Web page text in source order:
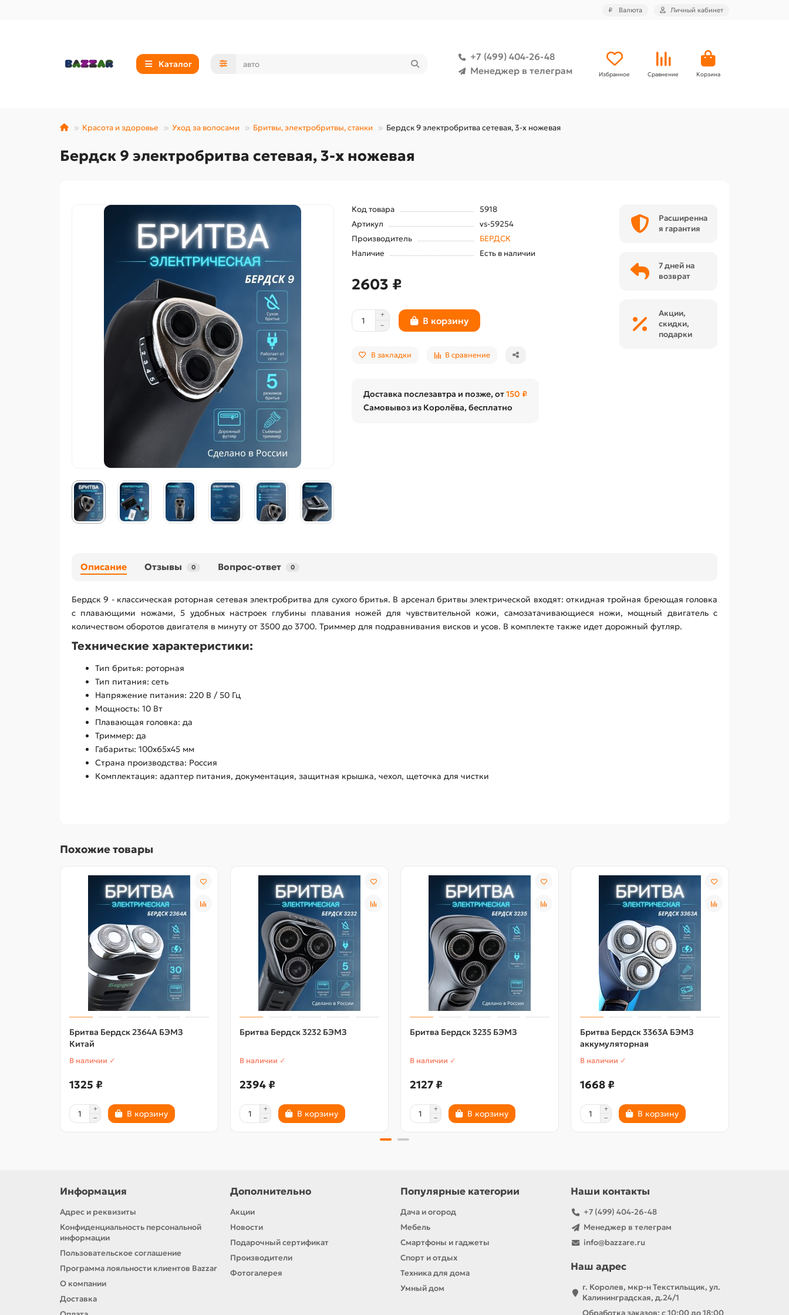
₽ Валюта Личный кабинет
Каталог
+7 (499) 404-26-48
Менеджер в телеграм
Избранное Сравнение Корзина
Красота и здоровье Уход за волосами Бритвы, электробритвы, станки Бердск 9 электробритва сетевая, 3-х ножевая
Бердск 9 электробритва сетевая, 3-х ножевая
Код товара
5918
Артикул
vs-59254
Производитель
БЕРДСК
Наличие
Есть в наличии
2603 ₽
В корзину
В закладки В сравнение
Доставка послезавтра и позже, от150 ₽
Самовывоз из Королёва, бесплатно
Расширенна
я гарантия
7 дней на
возврат
Акции,
скидки,
подарки
Описание Отзывы 0 Вопрос-ответ 0
Бердск 9 - классическая роторная сетевая электробритва для сухого бритья. В арсенал бритвы электрической входят: откидная тройная бреющая головка
с плавающими ножами, 5 удобных настроек глубины плавания ножей для чувствительной кожи, самозатачивающиеся ножи, мощный двигатель с
количеством оборотов двигателя в минуту от 3500 до 3700. Триммер для подравнивания висков и усов. В комплекте также идет дорожный футляр.
Технические характеристики:
Тип бритья: роторная
Тип питания: сеть
Напряжение питания: 220 В / 50 Гц
Мощность: 10 Вт
Плавающая головка: да
Триммер: да
Габариты: 100х65х45 мм
Страна производства: Россия
Комплектация: адаптер питания, документация, защитная крышка, чехол, щеточка для чистки
Похожие товары
Бритва Бердск 2364А БЭМЗ
Китай
В наличии ✓
1325 ₽
В корзину
Бритва Бердск 3232 БЭМЗ
В наличии ✓
2394 ₽
В корзину
Бритва Бердск 3235 БЭМЗ
В наличии ✓
2127 ₽
В корзину
Бритва Бердск 3363А БЭМЗ
аккумуляторная
В наличии ✓
1668 ₽
В корзину
Информация
Адрес и реквизиты
Конфиденциальность персональной
информации
Пользовательское соглашение
Программа лояльности клиентов Bazzar
О компании
Доставка
Дополнительно
Акции
Новости
Подарочный сертификат
Производители
Фотогалерея
Популярные категории
Дача и огород
Мебель
Смартфоны и гаджеты
Спорт и отдых
Техника для дома
Умный дом
Наши контакты
+7 (499) 404-26-48
Менеджер в телеграм
info@bazzare.ru
Наш адрес
г. Королев, мкр-н Текстильщик, ул.
Калининградская, д.24/1